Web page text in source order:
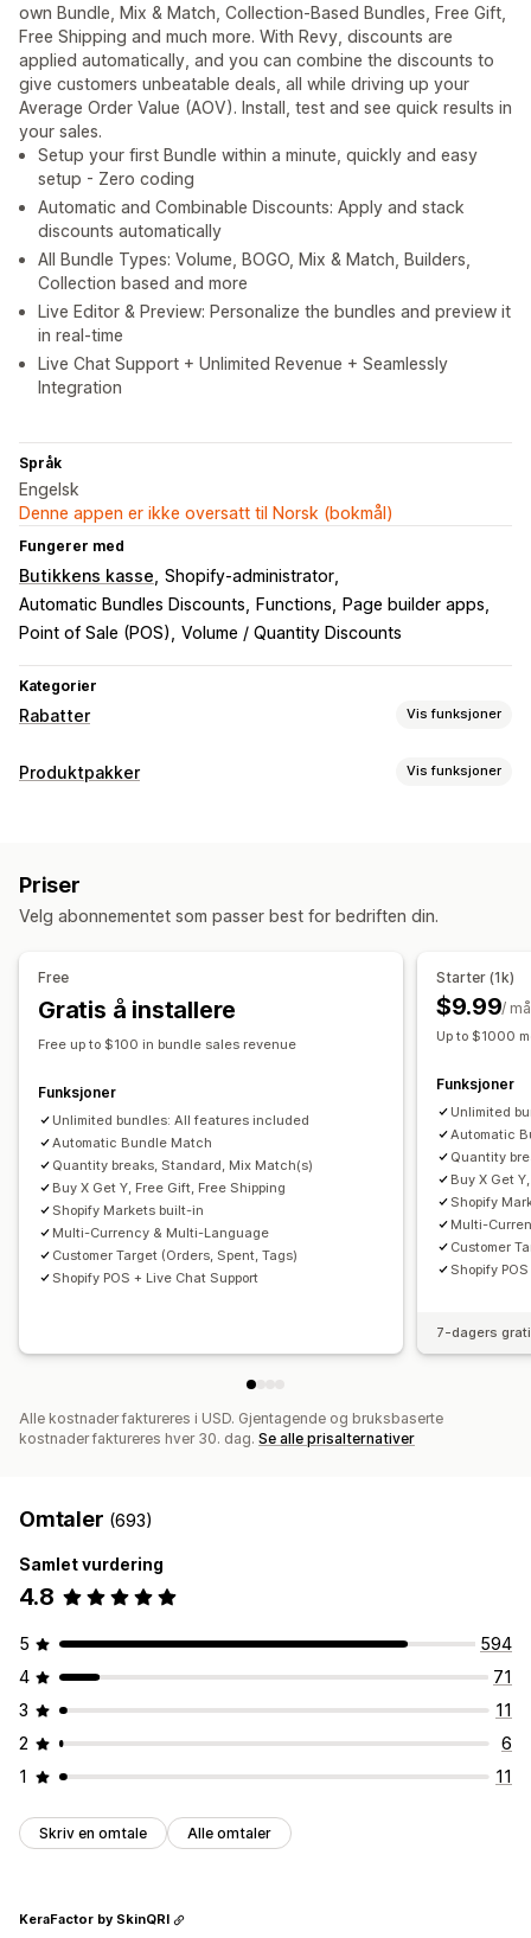
own Bundle, Mix & Match, Collection-Based Bundles, Free Gift,
Free Shipping and much more. With Revy, discounts are
applied automatically, and you can combine the discounts to
give customers unbeatable deals, all while driving up your
Average Order Value (AOV). Install, test and see quick results in
your sales.
Setup your first Bundle within a minute, quickly and easy
setup - Zero coding
Automatic and Combinable Discounts: Apply and stack
discounts automatically
All Bundle Types: Volume, BOGO, Mix & Match, Builders,
Collection based and more
Live Editor & Preview: Personalize the bundles and preview it
in real-time
Live Chat Support + Unlimited Revenue + Seamlessly
Integration
Språk
Engelsk
Denne appen er ikke oversatt til Norsk (bokmål)
Fungerer med
Butikkens kasse Shopify-administrator
Automatic Bundles Discounts Functions Page builder apps
Point of Sale (POS)
Volume / Quantity Discounts
Kategorier
Rabatter Vis funksjoner
Rabattyper
Gratis frakt
Produktpakker Tilbud i en begrenset periode
Egendefinerte rabatter
Egendefinert kode
Stabling av rabatter
Målretting Filtrering
Rapportering Analyse
Produktpakker Vis funksjoner
Variantpakker
Prøvepakker Engrospakker Mersalgspakker
Priser du kan angi
Faste priser
Nivåbaserte priser
Rabatter
Volumrabatter Flate rabatter
Prosentbaserte rabatter
Gratis frakt
Kjøp én, få én gratis Masseprissetting
Grossistpriser
Dynamisk prissetting Tilpasset prissetting
Priser
Velg abonnementet som passer best for bedriften din.
Free
Gratis å installere
Free up to $100 in bundle sales revenue
Funksjoner
Unlimited bundles: All features included
Automatic Bundle Match
Quantity breaks, Standard, Mix Match(s)
Buy X Get Y, Free Gift, Free Shipping
Shopify Markets built-in
Multi-Currency & Multi-Language
Customer Target (Orders, Spent, Tags)
Shopify POS + Live Chat Support
Starter (1k)
$9.99/
Up to $1000
Funksjoner
Unlimited
Automatic
Quantity
Buy X Get
Shopify
Multi-
Customer
Shopify
7-dagers
Alle kostnader faktureres i USD. Gjentagende og bruksbaserte
kostnader faktureres hver 30. dag. Se alle prisalternativer
Omtaler (693)
Samlet vurdering
4.8
5
594
4
71
3
11
2
6
1
11
Skriv en omtale Alle omtaler
KeraFactor by SkinQRI